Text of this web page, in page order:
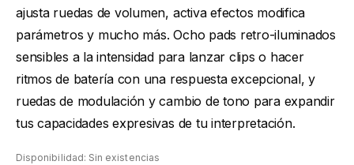
ajusta ruedas de volumen, activa efectos modifica
parámetros y mucho más. Ocho pads retro-iluminados
sensibles a la intensidad para lanzar clips o hacer
ritmos de batería con una respuesta excepcional, y
ruedas de modulación y cambio de tono para expandir
tus capacidades expresivas de tu interpretación.
Disponibilidad: Sin existencias